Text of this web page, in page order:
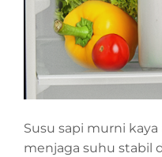
Susu sapi murni
menjaga suhu stabil